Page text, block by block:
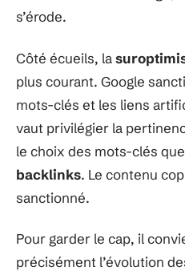
s’érode.
Côté écueils, la
plus courant. Google
mots-clés et les liens
vaut privilégier la
le choix des mots-clés
backlinks. Le contenu
sanctionné.
Pour garder le cap, il
précisément l’évolution